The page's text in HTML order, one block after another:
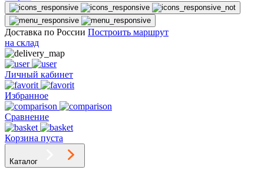
Доставка по России Построить маршрут
на склад
Личный кабинет
Избранное
Сравнение
Корзина пуста
Каталог